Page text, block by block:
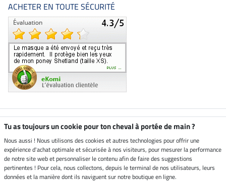
ACHETER EN TOUTE SÉCURITÉ
Boutique climatiquement
neutre
Livraison par
Tu as toujours un cookie pour ton cheval à portée de main ?
Nous aussi ! Nous utilisons des cookies et autres technologies pour offrir une
expérience d'achat optimale et sécurisée à nos visiteurs, pour mesurer la performance
de notre site web et personnaliser le contenu afin de faire des suggestions
pertinentes ! Pour cela, nous collectons, depuis le terminal de nos utilisateurs, leurs
données et la manière dont ils naviguent sur notre boutique en ligne.